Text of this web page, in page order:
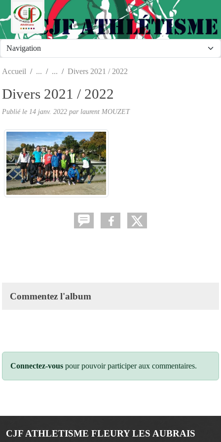
Accueil Divers 2021 / 2022
Divers 2021 / 2022
Publié le 14 janv. 2022 par laurent MOUZET
Commentez l'album
Connectez-vous pour pouvoir participer aux commentaires.
CJF ATHLETISME FLEURY LES AUBRAIS
Panneau de gestion des cookies